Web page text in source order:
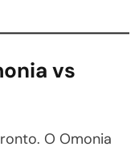
vs
O Omonia